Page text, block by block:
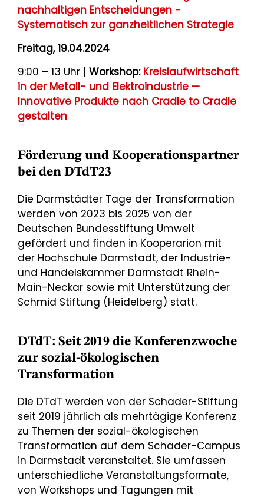
nachhaltigen Entscheidungen -
Systematisch zur ganzheitlichen Strategie
Freitag, 19.04.2024
9:00 – 13 Uhr | Workshop: Kreislaufwirtschaft
in der Metall- und Elektroindustrie —
Innovative Produkte nach Cradle to Cradle
gestalten
Förderung und Kooperationspartner
bei den DTdT23
Die Darmstädter Tage der Transformation
werden von 2023 bis 2025 von der
Deutschen Bundesstiftung Umwelt
gefördert und finden in Kooperarion mit
der Hochschule Darmstadt, der Industrie-
und Handelskammer Darmstadt Rhein-
Main-Neckar sowie mit Unterstützung der
Schmid Stiftung (Heidelberg) statt.
DTdT: Seit 2019 die Konferenzwoche
zur sozial-ökologischen
Transformation
Die DTdT werden von der Schader-Stiftung
seit 2019 jährlich als mehrtägige Konferenz
zu Themen der sozial-ökologischen
Transformation auf dem Schader-Campus
in Darmstadt veranstaltet. Sie umfassen
unterschiedliche Veranstaltungsformate,
von Workshops und Tagungen mit